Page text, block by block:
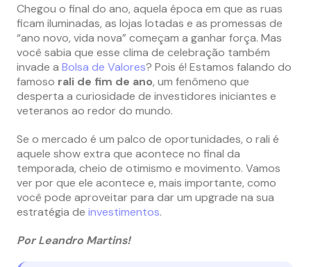
Chegou o final do ano, aquela época em que as ruas
ficam iluminadas, as lojas lotadas e as promessas de
“ano novo, vida nova” começam a ganhar força. Mas
você sabia que esse clima de celebração também
invade a Bolsa de Valores? Pois é! Estamos falando do
famoso rali de fim de ano, um fenômeno que
desperta a curiosidade de investidores iniciantes e
veteranos ao redor do mundo.
Se o mercado é um palco de oportunidades, o rali é
aquele show extra que acontece no final da
temporada, cheio de otimismo e movimento. Vamos
ver por que ele acontece e, mais importante, como
você pode aproveitar para dar um upgrade na sua
estratégia de investimentos.
Por Leandro Martins!